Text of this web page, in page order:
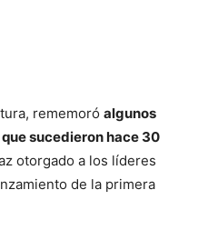
rememoró algunos
sucedieron hace 30
otorgado a los líderes
de la primera